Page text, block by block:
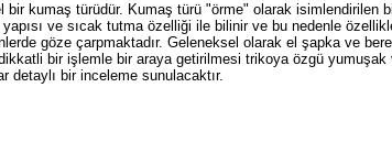
kumaş türüdür. Kumaş türü "örme" olarak isimlendirilen
ve sıcak tutma özelliği ile bilinir ve bu nedenle
göze çarpmaktadır. Geleneksel olarak el şapka ve bere
bir işlemle bir araya getirilmesi trikoya özgü yumuşak
detaylı bir inceleme sunulacaktır.